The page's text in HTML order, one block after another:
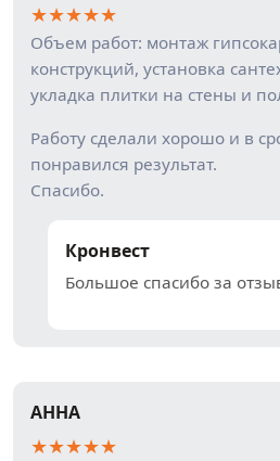
★★★★★
Объем работ: монтаж
конструкций, установка
укладка плитки на стены и
Работу сделали хорошо и в
понравился результат.
Спасибо.
Кронвест
Большое спасибо за
АННА
★★★★★